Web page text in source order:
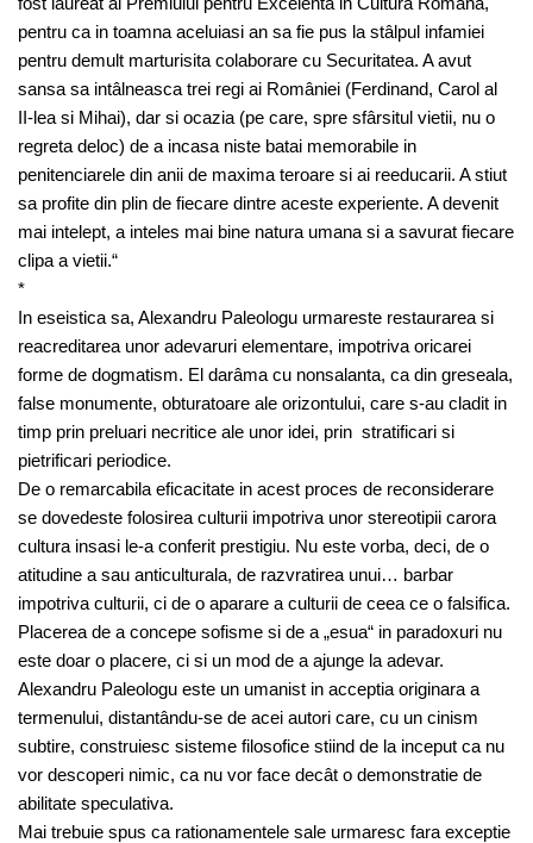
pentru ca in toamna aceluiasi an sa fie pus la stâlpul infamiei
pentru demult marturisita colaborare cu Securitatea. A avut
sansa sa intâlneasca trei regi ai României (Ferdinand, Carol al
II-lea si Mihai), dar si ocazia (pe care, spre sfârsitul vietii, nu o
regreta deloc) de a incasa niste batai memorabile in
penitenciarele din anii de maxima teroare si ai reeducarii. A stiut
sa profite din plin de fiecare dintre aceste experiente. A devenit
mai intelept, a inteles mai bine natura umana si a savurat fiecare
clipa a vietii.“
*
In eseistica sa, Alexandru Paleologu urmareste restaurarea si
reacreditarea unor adevaruri elementare, impotriva oricarei
forme de dogmatism. El darâma cu nonsalanta, ca din greseala,
false monumente, obturatoare ale orizontului, care s-au cladit in
timp prin preluari necritice ale unor idei, prin stratificari si
pietrificari periodice.
De o remarcabila eficacitate in acest proces de reconsiderare
se dovedeste folosirea culturii impotriva unor stereotipii carora
cultura insasi le-a conferit prestigiu. Nu este vorba, deci, de o
atitudine a sau anticulturala, de razvratirea unui… barbar
impotriva culturii, ci de o aparare a culturii de ceea ce o falsifica.
Placerea de a concepe sofisme si de a „esua“ in paradoxuri nu
este doar o placere, ci si un mod de a ajunge la adevar.
Alexandru Paleologu este un umanist in acceptia originara a
termenului, distantându-se de acei autori care, cu un cinism
subtire, construiesc sisteme filosofice stiind de la inceput ca nu
vor descoperi nimic, ca nu vor face decât o demonstratie de
abilitate speculativa.
Mai trebuie spus ca rationamentele sale urmaresc fara exceptie